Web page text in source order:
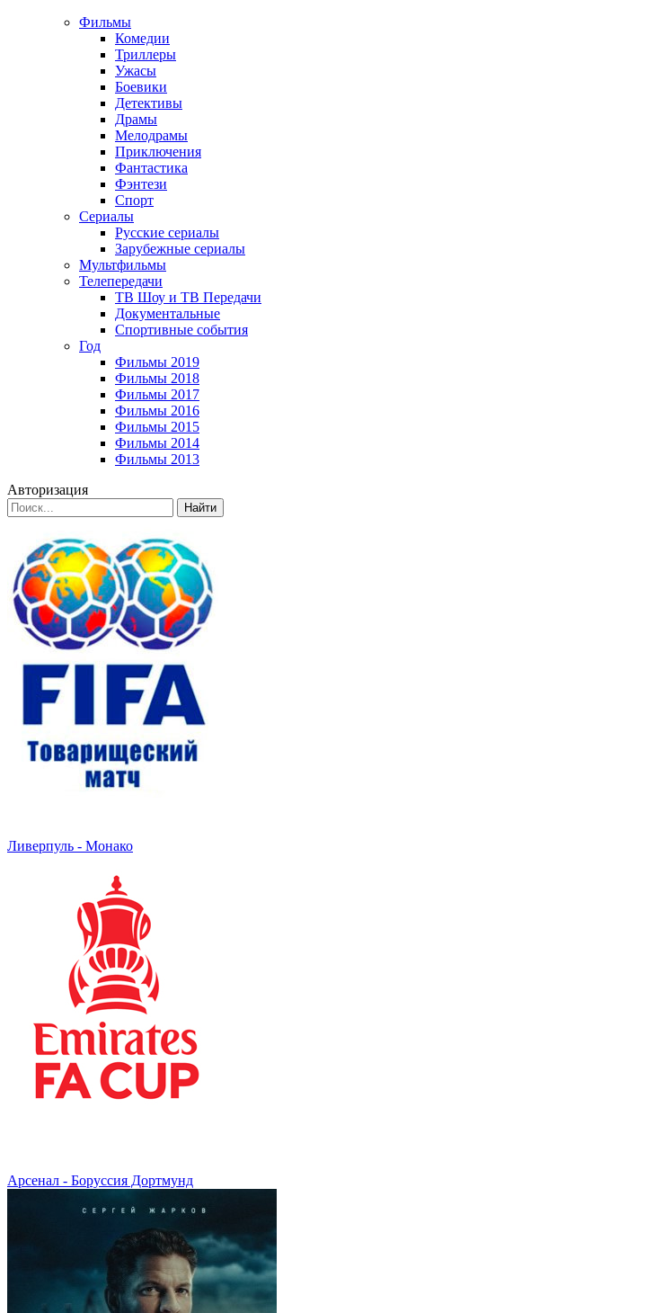
Фильмы
Комедии
Триллеры
Ужасы
Боевики
Детективы
Драмы
Мелодрамы
Приключения
Фантастика
Фэнтези
Спорт
Сериалы
Русские сериалы
Зарубежные сериалы
Мультфильмы
Телепередачи
ТВ Шоу и ТВ Передачи
Документальные
Спортивные события
Год
Фильмы 2019
Фильмы 2018
Фильмы 2017
Фильмы 2016
Фильмы 2015
Фильмы 2014
Фильмы 2013
Авторизация
Найти
Ливерпуль - Монако
Арсенал - Боруссия Дортмунд